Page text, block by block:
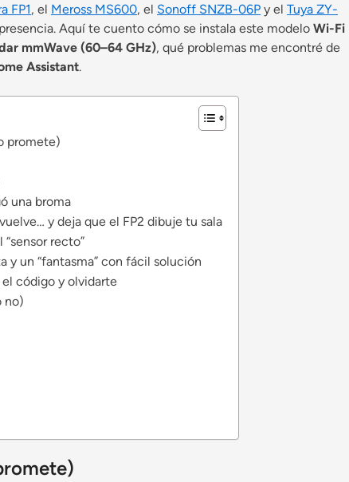
FP1, el Meross MS600, el Sonoff SNZB-06P y el Tuya ZY-
Aquí te cuento cómo se instala este modelo Wi-Fi
mmWave (60–64 GHz), qué problemas me encontré de
Assistant.
promete)
una broma
y deja que el FP2 dibuje tu sala
recto”
y un “fantasma” con fácil solución
el código y olvidarte
no)